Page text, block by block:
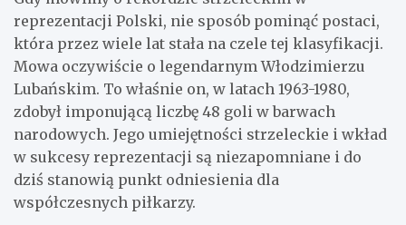
reprezentacji Polski, nie sposób pominąć postaci,
która przez wiele lat stała na czele tej klasyfikacji.
Mowa oczywiście o legendarnym Włodzimierzu
Lubańskim. To właśnie on, w latach 1963-1980,
zdobył imponującą liczbę 48 goli w barwach
narodowych. Jego umiejętności strzeleckie i wkład
w sukcesy reprezentacji są niezapomniane i do
dziś stanowią punkt odniesienia dla
współczesnych piłkarzy.